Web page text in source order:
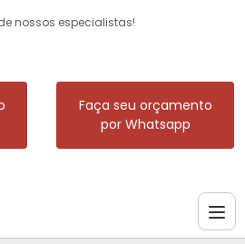
nossos especialistas!
Faça seu orçamento
por Whatsapp